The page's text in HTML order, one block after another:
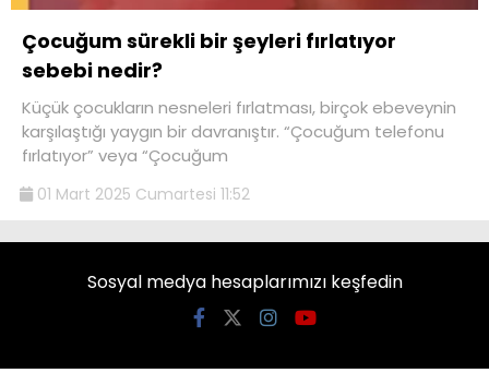
Çocuğum sürekli bir şeyleri fırlatıyor
sebebi nedir?
Küçük çocukların nesneleri fırlatması, birçok ebeveynin
karşılaştığı yaygın bir davranıştır. “Çocuğum telefonu
fırlatıyor” veya “Çocuğum
01 Mart 2025 Cumartesi 11:52
Sosyal medya hesaplarımızı keşfedin